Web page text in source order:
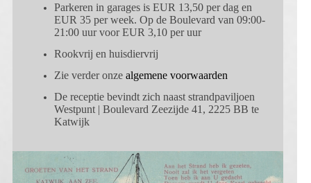
Parkeren in garages is EUR 13,50 per dag en
EUR 35 per week. Op de Boulevard van 09:00-
21:00 uur voor EUR 3,10 per uur
Rookvrij en huisdiervrij
Zie verder onze algemene voorwaarden
De receptie bevindt zich naast strandpaviljoen
Westpunt | Boulevard Zeezijde 41, 2225 BB te
Katwijk